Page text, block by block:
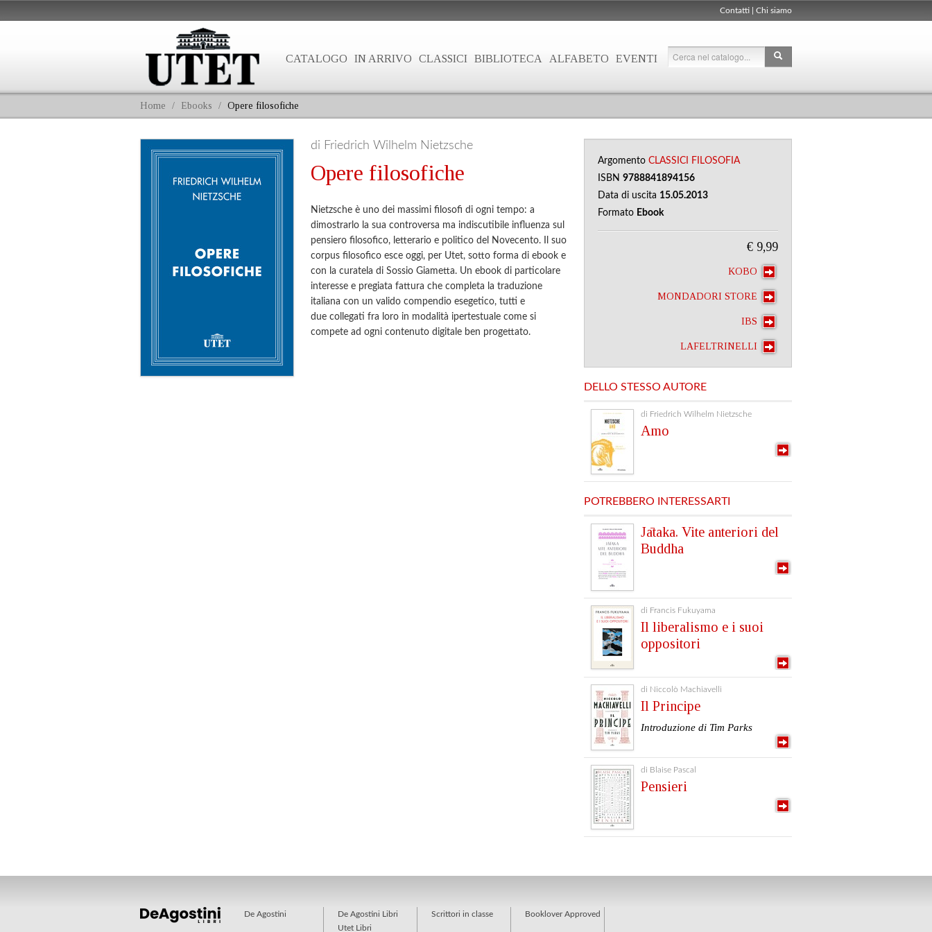
Contatti Chi siamo
CATALOGO IN ARRIVO CLASSICI BIBLIOTECA ALFABETO EVENTI
Home / Ebooks / Opere filosofiche
di Friedrich Wilhelm Nietzsche
Opere filosofiche
Nietzsche è uno dei massimi filosofi di ogni tempo: a
dimostrarlo la sua controversa ma indiscutibile influenza sul
pensiero filosofico, letterario e politico del Novecento. Il suo
corpus filosofico esce oggi, per Utet, sotto forma di ebook e
con la curatela di Sossio Giametta. Un ebook di particolare
interesse e pregiata fattura che completa la traduzione
italiana con un valido compendio esegetico, tutti e
due collegati fra loro in modalità ipertestuale come si
compete ad ogni contenuto digitale ben progettato.
Argomento CLASSICI
FILOSOFIA
ISBN 9788841894156
Data di uscita 15.05.2013
Formato Ebook
€ 9,99
KOBO
MONDADORI STORE
IBS
LAFELTRINELLI
DELLO STESSO AUTORE
di Friedrich Wilhelm Nietzsche
Amo
POTREBBERO INTERESSARTI
Jātaka. Vite anteriori del
Buddha
di Francis Fukuyama
Il liberalismo e i suoi
oppositori
di Niccolò Machiavelli
Il Principe
Introduzione di Tim Parks
di Blaise Pascal
Pensieri
De Agostini
De Agostini Libri
Utet Libri
Scrittori in classe Booklover Approved